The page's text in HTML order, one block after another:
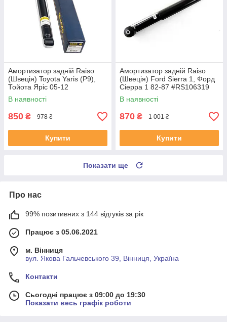
Амортизатор задній Raiso
(Швеція) Toyota Yaris (P9),
Тойота Яріс 05-12
#RS314759 UANWOQS4
В наявності
850 ₴ 978 ₴
Купити
Амортизатор задній Raiso
(Швеція) Ford Sierra 1, Форд
Сіерра 1 82-87 #RS106319
UAHRBGR4
В наявності
870 ₴ 1 001 ₴
Купити
Показати ще
Про нас
99% позитивних з 144 відгуків за рік
Працює з 05.06.2021
м. Вінниця
вул. Якова Гальчевського 39, Вінниця, Україна
Контакти
Сьогодні працює з 09:00 до 19:30
Показати весь графік роботи